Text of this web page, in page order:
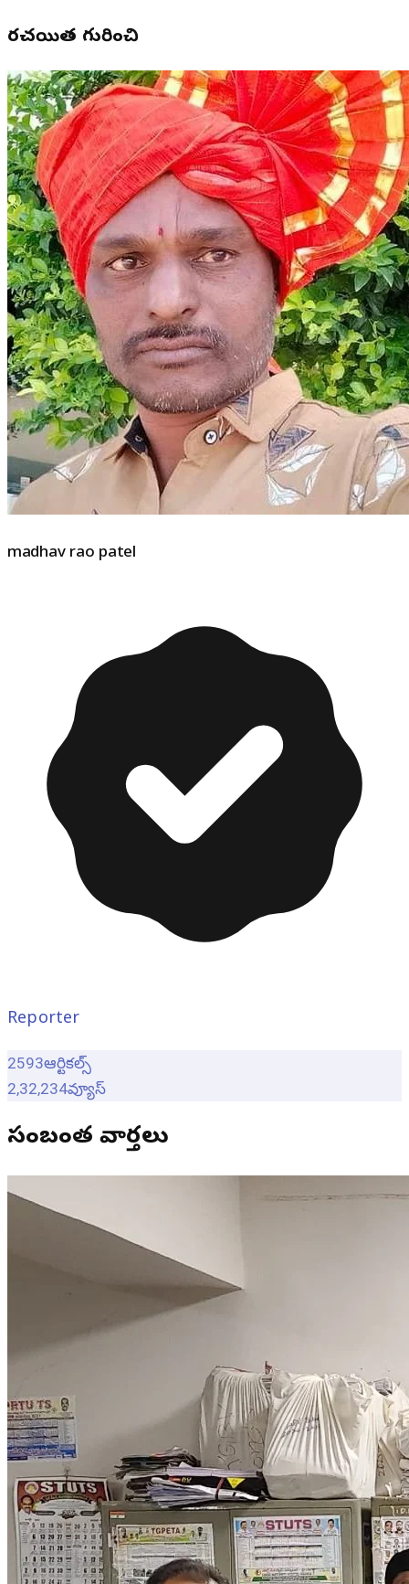
రచయిత గురించి
madhav rao patel
Reporter
2593ఆర్టికల్స్
2,32,234వ్యూస్
సంబంధిత వార్తలు